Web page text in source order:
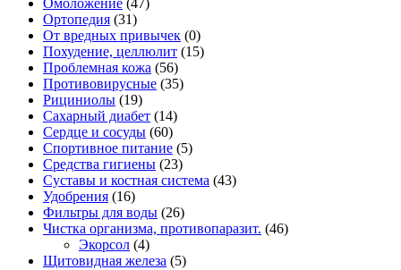
Омоложение (47)
Ортопедия (31)
От вредных привычек (0)
Похудение, целлюлит (15)
Проблемная кожа (56)
Противовирусные (35)
Рициниолы (19)
Сахарный диабет (14)
Сердце и сосуды (60)
Спортивное питание (5)
Средства гигиены (23)
Суставы и костная система (43)
Удобрения (16)
Фильтры для воды (26)
Чистка организма, противопаразит. (46)
Экорсол (4)
Щитовидная железа (5)